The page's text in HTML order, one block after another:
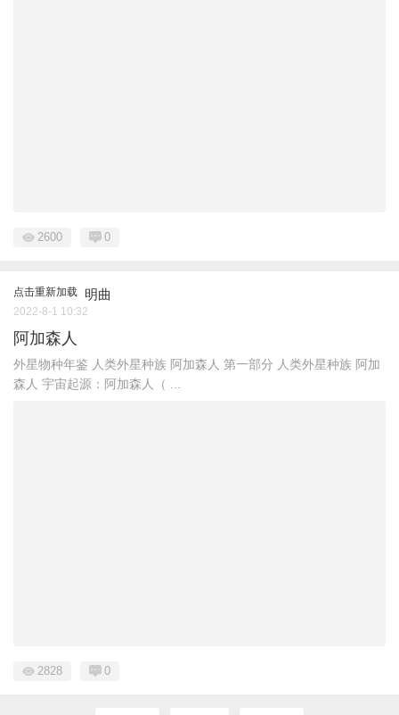
2600 0
点击重新加载 明曲
2022-8-1 10:32
阿加森人
外星物种年鉴 人类外星种族 阿加森人 第一部分 人类外星种族 阿加
森人 宇宙起源：阿加森人（ ...
2828 0